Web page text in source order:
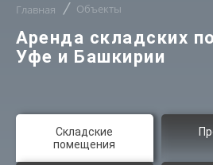
Главная Объекты
Аренда складских
Уфе и Башкирии
Складские
помещения